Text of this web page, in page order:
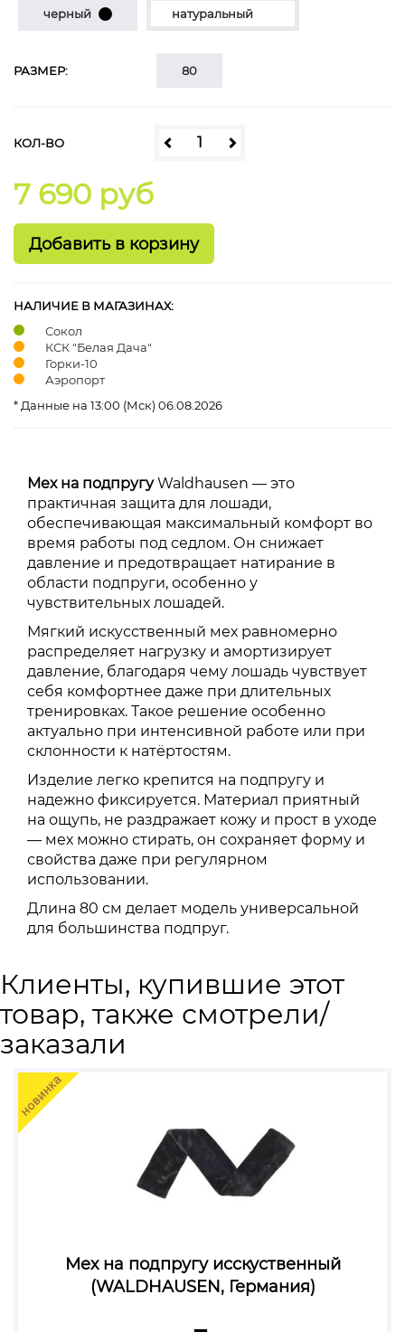
черный натуральный
РАЗМЕР: 80
КОЛ-ВО
7 690 руб
НАЛИЧИЕ В МАГАЗИНАХ:
Сокол
КСК "Белая Дача"
Горки-10
Аэропорт
* Данные на 13:00 (Мск) 06.08.2026
Мех на подпругуWaldhausen — это
практичная защита для лошади,
обеспечивающая максимальный комфорт во
время работы под седлом. Он снижает
давление и предотвращает натирание в
области подпруги, особенно у
чувствительных лошадей.
Мягкий искусственный мех равномерно
распределяет нагрузку и амортизирует
давление, благодаря чему лошадь чувствует
себя комфортнее даже при длительных
тренировках. Такое решение особенно
актуально при интенсивной работе или при
склонности к натёртостям.
Изделие легко крепится на подпругу и
надежно фиксируется. Материал приятный
на ощупь, не раздражает кожу и прост в уходе
— мех можно стирать, он сохраняет форму и
свойства даже при регулярном
использовании.
Длина 80 см делает модель универсальной
для большинства подпруг.
Клиенты, купившие этот
товар, также смотрели/
заказали
Мех на подпругу исскуственный
(WALDHAUSEN, Германия)